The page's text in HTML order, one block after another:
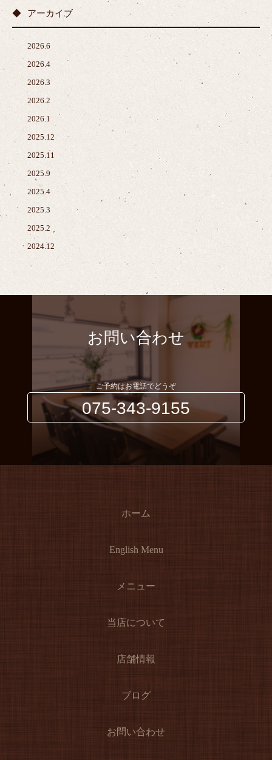
アーカイブ
2026.6
2026.4
2026.3
2026.2
2026.1
2025.12
2025.11
2025.9
2025.4
2025.3
2025.2
2024.12
お問い合わせ
ご予約はお電話でどうぞ
075-343-9155
ホーム
English Menu
メニュー
当店について
店舗情報
ブログ
お問い合わせ